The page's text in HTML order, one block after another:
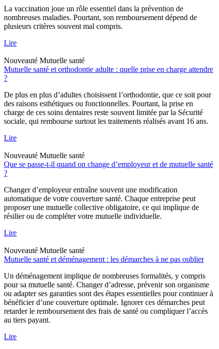
La vaccination joue un rôle essentiel dans la prévention de
nombreuses maladies. Pourtant, son remboursement dépend de
plusieurs critères souvent mal compris.
Lire
Nouveauté Mutuelle santé
Mutuelle santé et orthodontie adulte : quelle prise en charge attendre
?
De plus en plus d’adultes choisissent l’orthodontie, que ce soit pour
des raisons esthétiques ou fonctionnelles. Pourtant, la prise en
charge de ces soins dentaires reste souvent limitée par la Sécurité
sociale, qui rembourse surtout les traitements réalisés avant 16 ans.
Lire
Nouveauté Mutuelle santé
Que se passe-t-il quand on change d’employeur et de mutuelle santé
?
Changer d’employeur entraîne souvent une modification
automatique de votre couverture santé. Chaque entreprise peut
proposer une mutuelle collective obligatoire, ce qui implique de
résilier ou de compléter votre mutuelle individuelle.
Lire
Nouveauté Mutuelle santé
Mutuelle santé et déménagement : les démarches à ne pas oublier
Un déménagement implique de nombreuses formalités, y compris
pour sa mutuelle santé. Changer d’adresse, prévenir son organisme
ou adapter ses garanties sont des étapes essentielles pour continuer à
bénéficier d’une couverture optimale. Ignorer ces démarches peut
retarder le remboursement des frais de santé ou compliquer l’accès
au tiers payant.
Lire